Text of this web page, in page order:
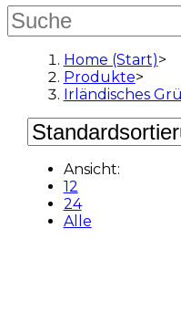
Home (Start)>
Produkte>
Irländisches
Ansicht:
12
24
Alle